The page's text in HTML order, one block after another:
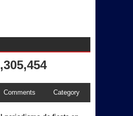
Comments Category